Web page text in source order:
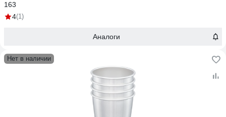
163
4(1)
Аналоги
Нет в наличии